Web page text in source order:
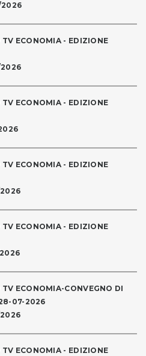
TV ECONOMIA - EDIZIONE
TV ECONOMIA - EDIZIONE
TV ECONOMIA - EDIZIONE
TV ECONOMIA - EDIZIONE
ECONOMIA-CONVEGNO DI
07-2026
TV ECONOMIA - EDIZIONE